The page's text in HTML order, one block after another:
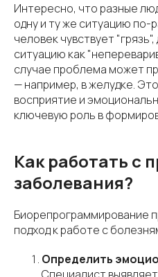
Интересно, что разные
одну и ту же ситуацию по-
человек чувствует
ситуацию как
случае проблема может
— например, в желудке.
восприятие и
ключевую роль в
Как работать с
заболевания?
Биорепрограммирование
подход к работе с
Определить